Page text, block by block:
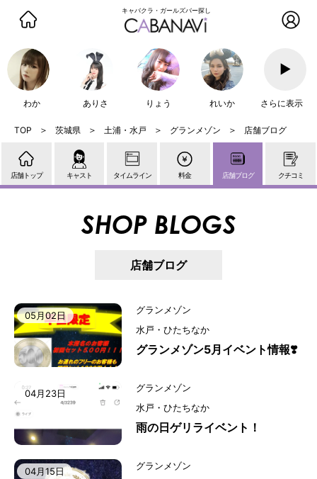
キャバクラ・ガールズバー探し
わか ありさ りょう れいか
▶
さらに表示
茨城県 土浦・水戸 グランメゾン 店舗ブログ
店舗トップ キャスト タイムライン 料金 店舗ブログ クチコミ
SHOP BLOGS
店舗ブログ
05月02日
グランメゾン
水戸・ひたちなか
グランメゾン5月イベント情報❣️
04月23日
グランメゾン
水戸・ひたちなか
雨の日ゲリライベント！
04月15日
グランメゾン